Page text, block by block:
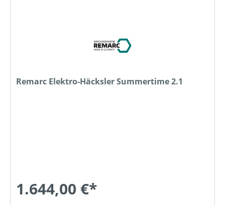
Remarc Elektro-Häcksler Summertime 2.1
1.644,00 €*